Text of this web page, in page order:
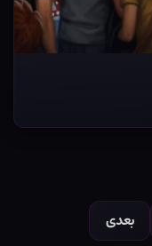
بعدی